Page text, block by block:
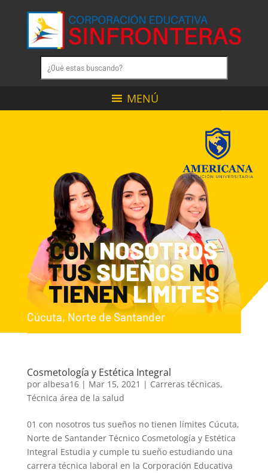
MENÚ
CONNOSOTROS
TUSSUEÑOSNO
TIENENLIMITES
Cúcuta, Norte de Santander
Cosmetología y Estética Integral
por albesa16| Mar 15, 2021 | Carreras técnicas,
Técnica área de la salud
01 con nosotros tus sueños no tienen límites Cúcuta,
Norte de Santander Técnico Cosmetología y Estética
Integral Estudia y cumple tu sueño estudiando una
carrera técnica laboral en la Corporación Educativa